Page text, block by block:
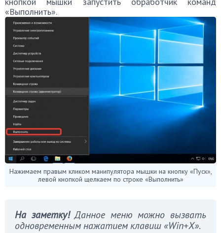
«Выполнить».
Нажимаем правым кликом манипулятора мышки на кнопку «Пуск»,
левой кнопкой щелкаем по строке «Выполнить»
На заметку!Данное меню можно вызвать
одновременным нажатием клавиш «Win+X».